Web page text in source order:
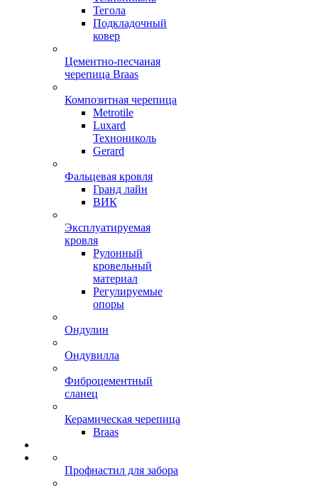
Тегола
Подкладочный
ковер
Цементно-песчаная
черепица Braas
Композитная черепица
Metrotile
Luxard
Технониколь
Gerard
Фальцевая кровля
Гранд лайн
ВИК
Эксплуатируемая
кровля
Рулонный
кровельный
материал
Регулируемые
опоры
Ондулин
Ондувилла
Фиброцементный
сланец
Керамическая черепица
Braas
Профнастил для забора